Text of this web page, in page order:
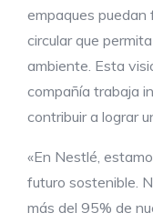
empaques puedan
circular que
ambiente. Esta
compañía trabaja
contribuir a lograr
«En Nestlé,
futuro sostenible.
más del 95% de